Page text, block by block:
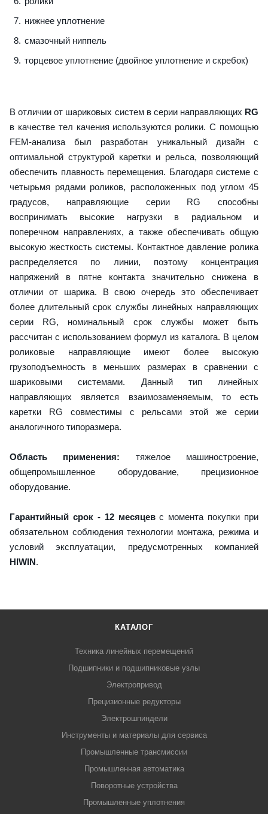
нижнее уплотнение
смазочный ниппель
торцевое уплотнение (двойное уплотнение и скребок)
В отличии от шариковых систем в серии направляющих RG
в качестве тел качения используются ролики. С помощью
FEM-анализа был разработан уникальный дизайн с
оптимальной структурой каретки и рельса, позволяющий
обеспечить плавность перемещения. Благодаря системе с
четырьмя рядами роликов, расположенных под углом 45
градусов, направляющие серии RG способны
воспринимать высокие нагрузки в радиальном и
поперечном направлениях, а также обеспечивать общую
высокую жесткость системы. Контактное давление ролика
распределяется по линии, поэтому концентрация
напряжений в пятне контакта значительно снижена в
отличии от шарика. В свою очередь это обеспечивает
более длительный срок службы линейных направляющих
серии RG, номинальный срок службы может быть
рассчитан с использованием формул из каталога. В целом
роликовые направляющие имеют более высокую
грузоподъемность в меньших размерах в сравнении с
шариковыми системами. Данный тип линейных
направляющих является взаимозаменяемым, то есть
каретки RG совместимы с рельсами этой же серии
аналогичного типоразмера.
Область применения: тяжелое машиностроение,
общепромышленное оборудование, прецизионное
оборудование.
Гарантийный срок - 12 месяцевс момента покупки при
обязательном соблюдения технологии монтажа, режима и
условий эксплуатации, предусмотренных компанией
HIWIN.
КАТАЛОГ
Техника линейных перемещений
Подшипники и подшипниковые узлы
Электропривод
Прецизионные редукторы
Электрошпиндели
Инструменты и материалы для сервиса
Промышленные трансмиссии
Промышленная автоматика
Поворотные устройства
Промышленные уплотнения